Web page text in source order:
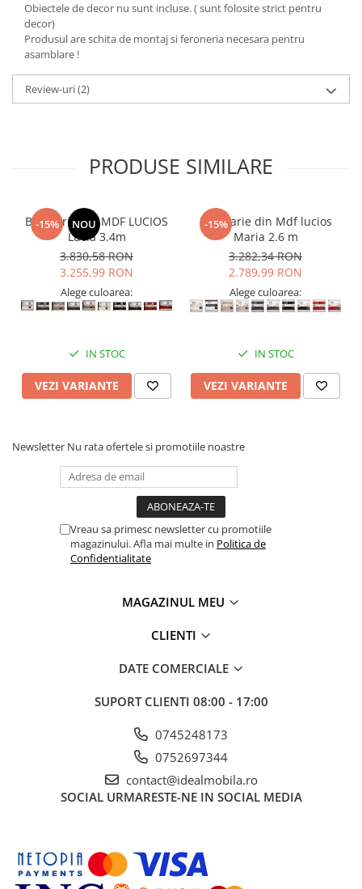
Obiectele de decor nu sunt incluse. ( sunt folosite strict pentru
decor)
Produsul are schita de montaj si feroneria necesara pentru
asamblare !
Review-uri(2)
PRODUSE SIMILARE
-15% NOU
Bucatarie din MDF LUCIOS
Lucia 3.4m
3.830,58 RON
3.255,99 RON
Alege culoarea:
IN STOC
VEZI VARIANTE
-15%
Bucatarie din Mdf lucios
Maria 2.6 m
3.282,34 RON
2.789,99 RON
Alege culoarea:
IN STOC
VEZI VARIANTE
Newsletter Nu rata ofertele si promotiile noastre
Vreau sa primesc newsletter cu promotiile
magazinului. Afla mai multe in Politica de
Confidentialitate
MAGAZINUL MEU
CLIENTI
DATE COMERCIALE
SUPORT CLIENTI 08:00 - 17:00
0745248173
0752697344
contact@idealmobila.ro
SOCIAL URMARESTE-NE IN SOCIAL MEDIA